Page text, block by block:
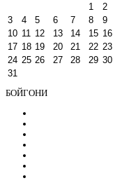
1
2
3
4 5 6 7 8
9
10 11 12 13 14 15 16
17 18 19 20 21 22 23
24 25 26 27 28 29 30
31
БОЙГОНИ